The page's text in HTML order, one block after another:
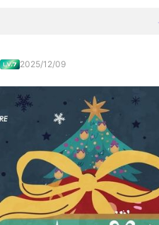
2025/12/09